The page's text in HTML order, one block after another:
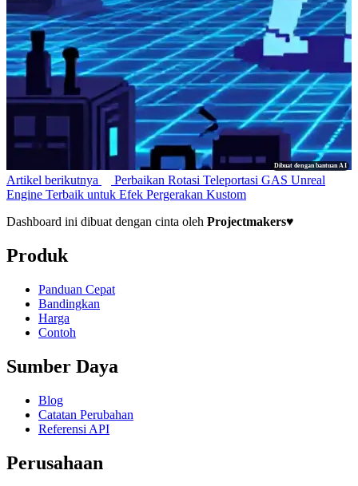
Dibuat dengan bantuan AI
Artikel berikutnya
Perbaikan Rotasi Teleportasi GAS Unreal
Engine Terbaik untuk Efek Pergerakan Kustom
Dashboard ini dibuat dengan cinta oleh Projectmakers♥
Produk
Panduan Cepat
Bandingkan
Harga
Contoh
Sumber Daya
Blog
Catatan Perubahan
Referensi API
Perusahaan